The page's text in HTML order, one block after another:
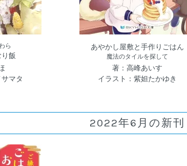
ら
飯
マタ
あやかし屋敷と手作りごはん
魔法のタイルを探して
著：高峰あいす
イラスト：紫妲たかゆき
2022年6月の新刊